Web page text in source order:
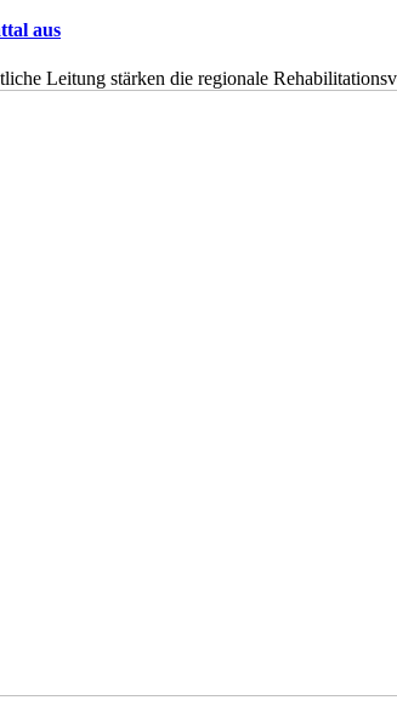
aus
Leitung stärken die regionale